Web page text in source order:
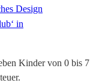
Kinder von 0 bis 7